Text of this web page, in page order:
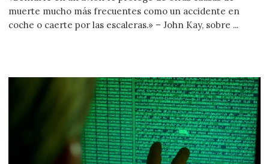
muerte mucho más frecuentes como un accidente en
coche o caerte por las escaleras.» – John Kay, sobre ...